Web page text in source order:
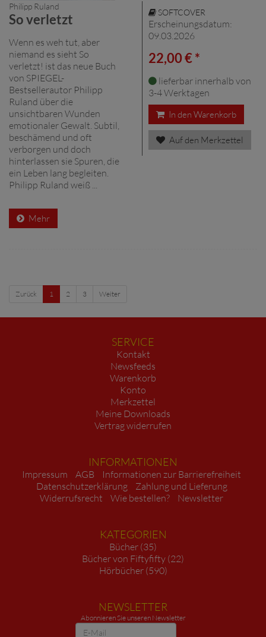
Philipp Ruland
So verletzt
Wenn es weh tut, aber
niemand es sieht So
verletzt! ist das neue Buch
von SPIEGEL-
Bestsellerautor Philipp
Ruland über die
unsichtbaren Wunden
emotionaler Gewalt. Subtil,
beschämend und oft
verborgen und doch
hinterlassen sie Spuren, die
ein Leben lang begleiten.
Philipp Ruland weiß ...
Mehr
SOFTCOVER
Erscheinungsdatum:
09.03.2026
22,00 € *
lieferbar innerhalb von
3-4 Werktagen
In den Warenkorb
Auf den Merkzettel
Zurück 1 2 3 Weiter
SERVICE
Kontakt
Newsfeeds
Warenkorb
Konto
Merkzettel
Meine Downloads
Vertrag widerrufen
INFORMATIONEN
Impressum AGB
Informationen zur Barrierefreiheit
Datenschutzerklärung
Zahlung und Lieferung
Widerrufsrecht
Wie bestellen? Newsletter
KATEGORIEN
Bücher (35)
Bücher von Fiftyfifty (22)
Hörbücher (590)
NEWSLETTER
Abonnieren Sie unseren Newsletter
Newsletter